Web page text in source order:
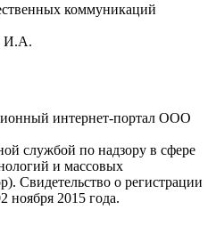
коммуникаций
И.А.
интернет-портал ООО
службой по надзору в сфере
и массовых
Cвидетельство о регистрации
2015 года.